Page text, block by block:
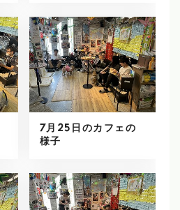
7月25日のカフェの
様子